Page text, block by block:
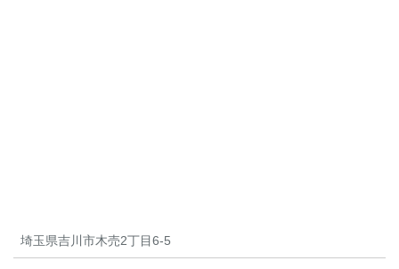
埼玉県吉川市木売2丁目6-5